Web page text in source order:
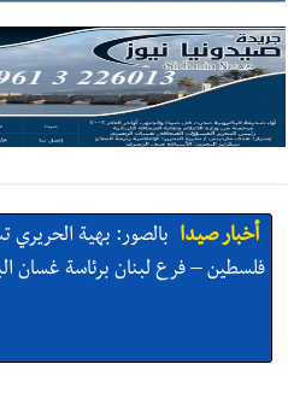
أخبار صيدا بالصور: بهية الحريري
فلسطين – فرع لبنان برئاسة غسان
أخبار صيدا بالصور : من القلب إلى
مستشفى حمود الجامعي بصيدا بهبة